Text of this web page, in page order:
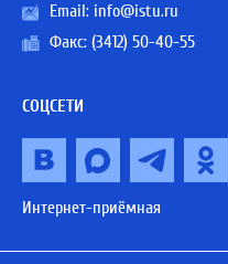
Email: info@istu.ru
Факс: (3412) 50-40-55
СОЦСЕТИ
Интернет-приёмная